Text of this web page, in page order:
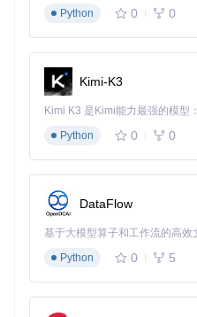
比价、最佳时机提醒、一键下单
专业交易者案例：自定义策略
用户画像：每日交易5笔以上
导出、多维度分析报表
gSiteTracker在高收益区间的
工具选择决策树
Python
0 0
Kimi-K3
Python
0 0
DataFlow
基于大模型算子和工作流的高
Python
0 5